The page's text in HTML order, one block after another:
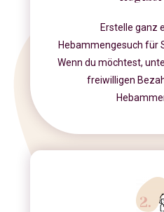
Erstelle ganz
Hebammengesuch für
Wenn du möchtest,
freiwilligen